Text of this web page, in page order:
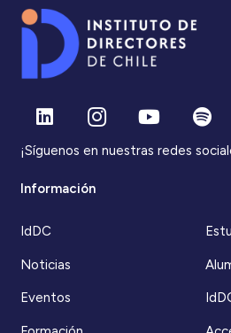
¡Síguenos en nuestras redes
Información
IdDC
Noticias
Eventos